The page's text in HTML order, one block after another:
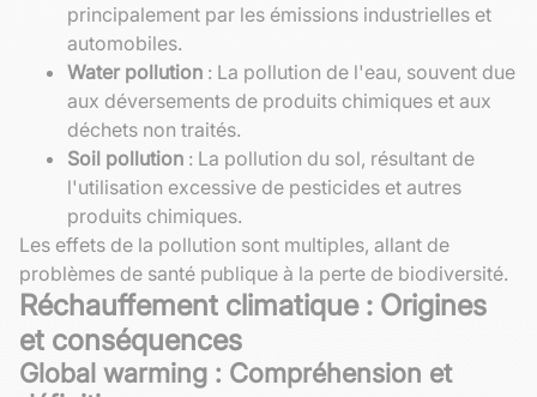
principalement par les émissions industrielles et
automobiles.
Water pollution : La pollution de l'eau, souvent due
aux déversements de produits chimiques et aux
déchets non traités.
Soil pollution : La pollution du sol, résultant de
l'utilisation excessive de pesticides et autres
produits chimiques.
Les effets de la pollution sont multiples, allant de
problèmes de santé publique à la perte de biodiversité.
Réchauffement climatique : Origines
et conséquences
Global warming : Compréhension et